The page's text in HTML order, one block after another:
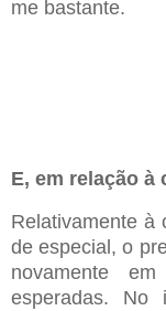
me bastante.
E, em relação à
Relativamente à
de especial, o p
novamente
esperadas. No